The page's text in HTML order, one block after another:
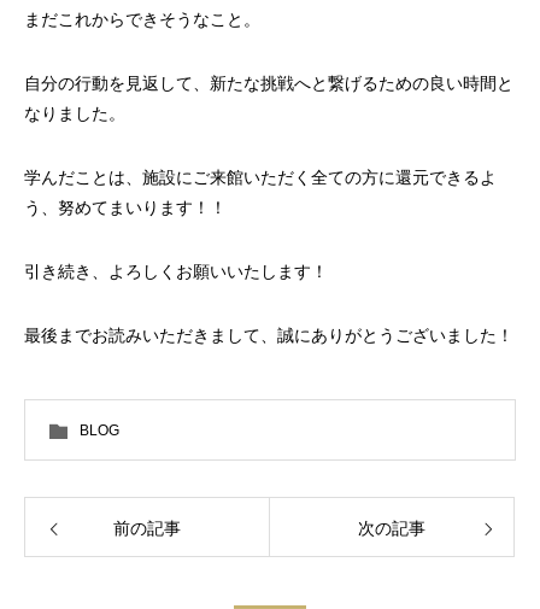
まだこれからできそうなこと。
自分の行動を見返して、新たな挑戦へと繋げるための良い時間と
なりました。
学んだことは、施設にご来館いただく全ての方に還元できるよ
う、努めてまいります！！
引き続き、よろしくお願いいたします！
最後までお読みいただきまして、誠にありがとうございました！
BLOG
前の記事 次の記事